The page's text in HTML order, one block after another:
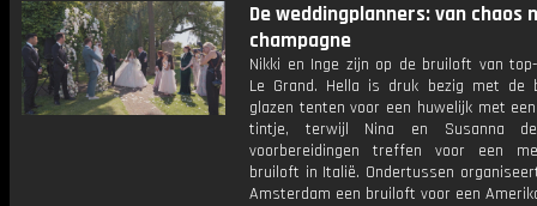
De weddingplanners: van chaos
champagne
Nikki en Inge zijn op de bruiloft van
Le Grand. Hella is druk bezig met de
glazen tenten voor een huwelijk met
tintje, terwijl Nina en Susanna
voorbereidingen treffen voor een
bruiloft in Italië. Ondertussen
Amsterdam een bruiloft voor een